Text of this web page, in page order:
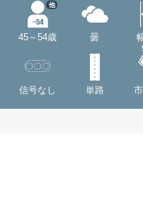
45～54歳
他
曇
信号なし 単路